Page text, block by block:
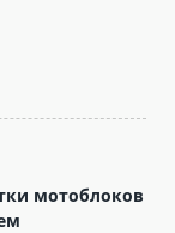
мотоблоков